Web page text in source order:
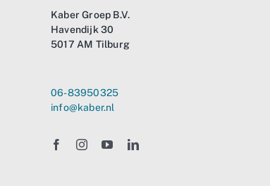
Kaber Groep B.V.
Havendijk 30
5017 AM Tilburg
06-83950325
info@kaber.nl